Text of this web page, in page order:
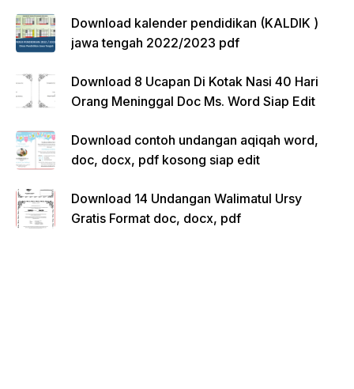
Download kalender pendidikan (KALDIK )
jawa tengah 2022/2023 pdf
Download 8 Ucapan Di Kotak Nasi 40 Hari
Orang Meninggal Doc Ms. Word Siap Edit
Download contoh undangan aqiqah word,
doc, docx, pdf kosong siap edit
Download 14 Undangan Walimatul Ursy
Gratis Format doc, docx, pdf